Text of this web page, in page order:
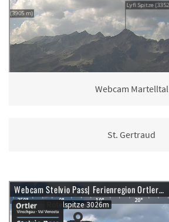
Webcam Martelltal
St. Gertraud